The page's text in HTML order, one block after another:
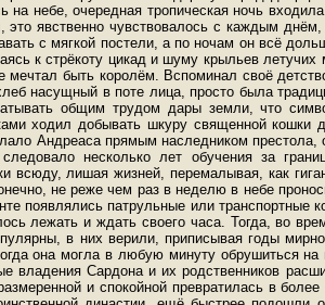
на небе, очередная тропическая ночь
это явственно чувствовалось с каждым
с мягкой постели, а по ночам он всё
к стрёкоту цикад и шуму крыльев
быть королём. Вспоминал своё
насущный в поте лица, просто была
общим трудом дары земли, что
ходил добывать шкуру священной
Андреаса прямым наследником
несколько лет обучения за
всюду, лишая жизней, перемалывая, как
не реже чем раз в неделю в небе
появлялись патрульные или
лежать и ждать своего часа. Тогда, во
в них верили, приписывая годы
она могла в любую минуту обрушиться
владения Сардона и их родственников
и спокойной превратилась в